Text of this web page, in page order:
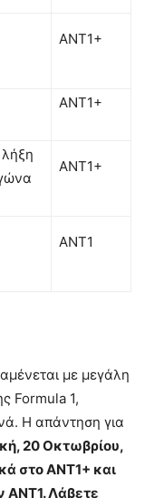
ANT1+
ANT1+
ΑΝΤ1+
ANT1
με μεγάλη
Formula 1,
Η απάντηση για
20 Οκτωβρίου,
στο ΑΝΤ1+ και
ΑΝΤ1. Λάβετε